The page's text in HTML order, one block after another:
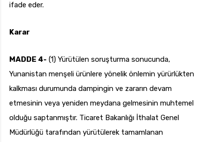
ifade eder.
Karar
MADDE 4- (1) Yürütülen soruşturma sonucunda,
Yunanistan menşeli ürünlere yönelik önlemin yürürlükten
kalkması durumunda dampingin ve zararın devam
etmesinin veya yeniden meydana gelmesinin muhtemel
olduğu saptanmıştır. Ticaret Bakanlığı İthalat Genel
Müdürlüğü tarafından yürütülerek tamamlanan